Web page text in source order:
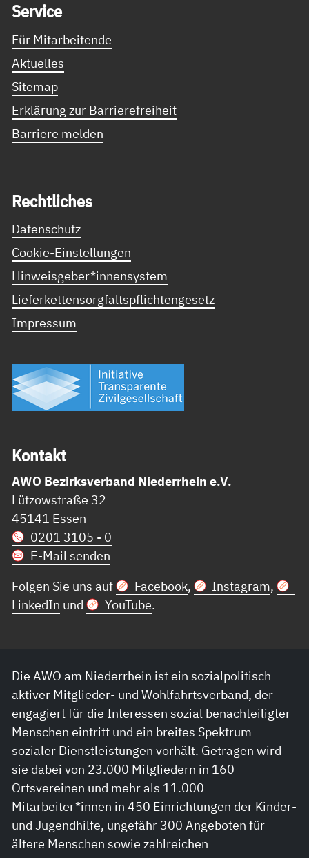
Ser­vice
Für Mitarbeitende
Aktuelles
Sitemap
Erklärung zur Barrierefreiheit
Barriere melden
Recht­li­ches
Datenschutz
Cookie-Einstellungen
Hinweisgeber*innensystem
Lieferkettensorgfaltspflichtengesetz
Impressum
Kon­takt
AWO Bezirksverband Niederrhein e.V.
Lützowstraße 32
45141 Essen
0201 3105 - 0
E-Mail senden
Folgen Sie uns auf
Facebook, Instagram,
LinkedIn und YouTube.
Die AWO am Niederrhein ist ein sozialpolitisch
aktiver Mitglieder- und Wohlfahrtsverband, der
engagiert für die Interessen sozial benachteiligter
Menschen eintritt und ein breites Spektrum
sozialer Dienstleistungen vorhält. Getragen wird
sie dabei von 23.000 Mitgliedern in 160
Ortsvereinen und mehr als 11.000
Mitarbeiter*innen in 450 Einrichtungen der Kinder-
und Jugendhilfe, ungefähr 300 Angeboten für
ältere Menschen sowie zahlreichen